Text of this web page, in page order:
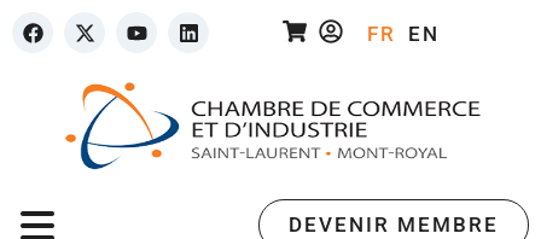
FR EN
DEVENIR MEMBRE